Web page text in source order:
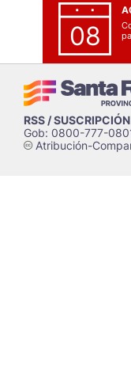
08
RSS /
Gob: 0800-777-
cAtribución-